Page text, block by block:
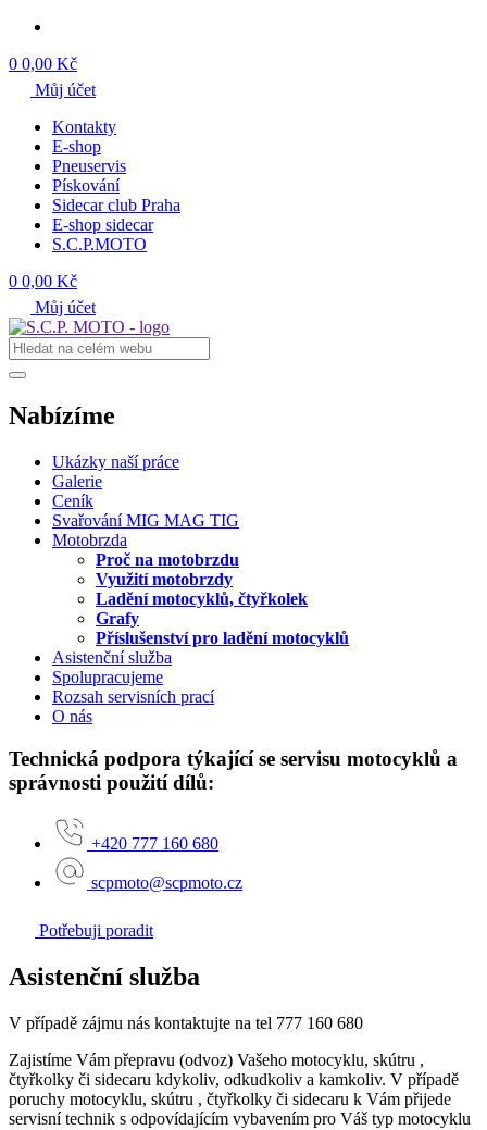
0 0,00 Kč
Můj účet
Kontakty
E-shop
Pneuservis
Pískování
Sidecar club Praha
E-shop sidecar
S.C.P.MOTO
0 0,00 Kč
Můj účet
Nabízíme
Ukázky naší práce
Galerie
Ceník
Svařování MIG MAG TIG
Motobrzda
Proč na motobrzdu
Využití motobrzdy
Ladění motocyklů, čtyřkolek
Grafy
Příslušenství pro ladění motocyklů
Asistenční služba
Spolupracujeme
Rozsah servisních prací
O nás
Technická podpora týkající se servisu motocyklů a
správnosti použití dílů:
+420 777 160 680
scpmoto@scpmoto.cz
Potřebuji poradit
Asistenční služba
V případě zájmu nás kontaktujte na tel 777 160 680
Zajistíme Vám přepravu (odvoz) Vašeho motocyklu, skútru ,
čtyřkolky či sidecaru kdykoliv, odkudkoliv a kamkoliv. V případě
poruchy motocyklu, skútru , čtyřkolky či sidecaru k Vám přijede
servisní technik s odpovídajícím vybavením pro Váš typ motocyklu